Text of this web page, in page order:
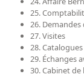
25.
26.
27. Visites
28.
29. Échanges
30. Cabinet de